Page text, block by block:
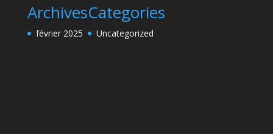
Archives
février 2025
Categories
Uncategorized